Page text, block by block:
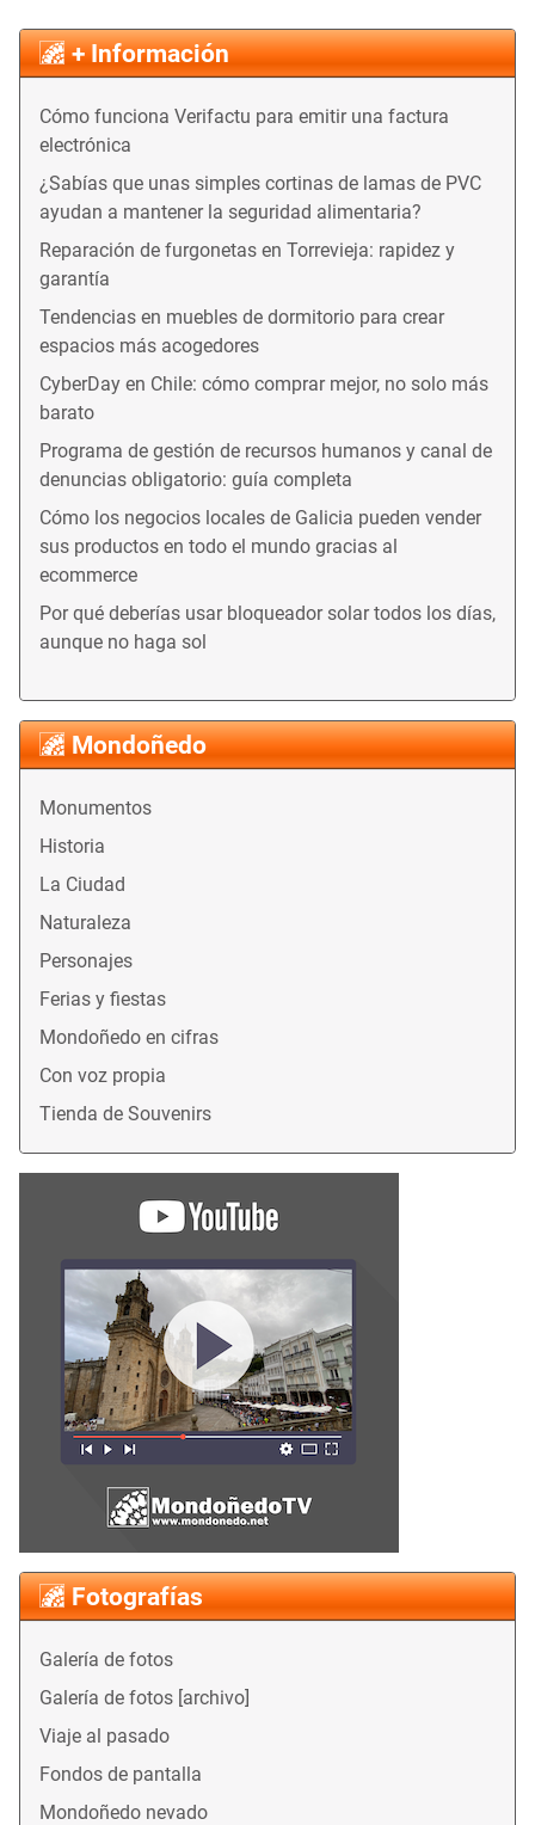
Mondoñedo
Monumentos
Historia
La Ciudad
Naturaleza
Personajes
Ferias y fiestas
Mondoñedo en cifras
Con voz propia
Tienda de Souvenirs
Fotografías
Galería de fotos
Galería de fotos [archivo]
Viaje al pasado
Fondos de pantalla
Mondoñedo nevado
+ Información
Cómo funciona Verifactu para emitir una factura
electrónica
¿Sabías que unas simples cortinas de lamas de PVC
ayudan a mantener la seguridad alimentaria?
Reparación de furgonetas en Torrevieja: rapidez y
garantía
Tendencias en muebles de dormitorio para crear
espacios más acogedores
CyberDay en Chile: cómo comprar mejor, no solo más
barato
Programa de gestión de recursos humanos y canal de
denuncias obligatorio: guía completa
Cómo los negocios locales de Galicia pueden vender
sus productos en todo el mundo gracias al
ecommerce
Por qué deberías usar bloqueador solar todos los días,
aunque no haga sol